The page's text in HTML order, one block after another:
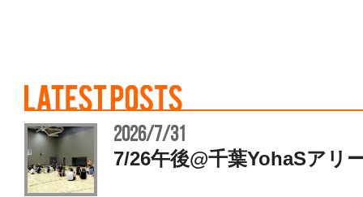
2026/7/31
7/26午後@千葉YohaSア